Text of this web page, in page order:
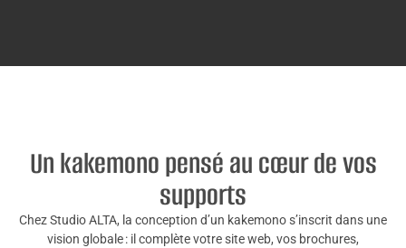
Un kakemono pensé au cœur de vos
supports
Chez Studio ALTA, la conception d’un kakemono s’inscrit dans une
vision globale : il complète votre site web, vos brochures,